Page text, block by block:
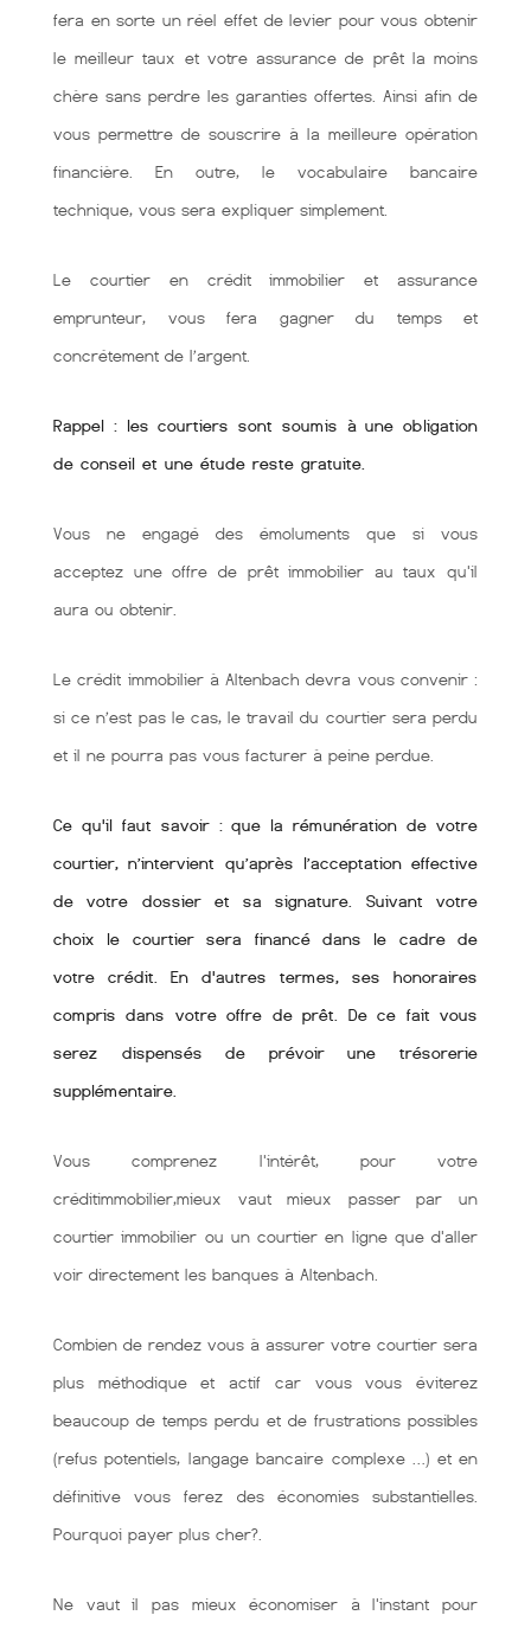
fera en sorte un réel effet de levier pour vous obtenir
le meilleur taux et votre assurance de prêt la moins
chère sans perdre les garanties offertes. Ainsi afin de
vous permettre de souscrire à la meilleure opération
financière. En outre, le vocabulaire bancaire
technique, vous sera expliquer simplement.
Le courtier en crédit immobilier et assurance
emprunteur, vous fera gagner du temps et
concrétement de l’argent.
Rappel : les courtiers sont soumis à une obligation
de conseil et une étude reste gratuite.
Vous ne engagé des émoluments que si vous
acceptez une offre de prêt immobilier au taux qu'il
aura ou obtenir.
Le crédit immobilier à Altenbach devra vous convenir :
si ce n’est pas le cas, le travail du courtier sera perdu
et il ne pourra pas vous facturer à peine perdue.
Ce qu'il faut savoir : que la rémunération de votre
courtier, n’intervient qu’après l’acceptation effective
de votre dossier et sa signature. Suivant votre
choix le courtier sera financé dans le cadre de
votre crédit. En d'autres termes, ses honoraires
compris dans votre offre de prêt. De ce fait vous
serez dispensés de prévoir une trésorerie
supplémentaire.
Vous comprenez l'intérêt, pour votre
créditimmobilier,mieux vaut mieux passer par un
courtier immobilier ou un courtier en ligne que d'aller
voir directement les banques à Altenbach.
Combien de rendez vous à assurer votre courtier sera
plus méthodique et actif car vous vous éviterez
beaucoup de temps perdu et de frustrations possibles
(refus potentiels, langage bancaire complexe …) et en
définitive vous ferez des économies substantielles.
Pourquoi payer plus cher?.
Ne vaut il pas mieux économiser à l'instant pour